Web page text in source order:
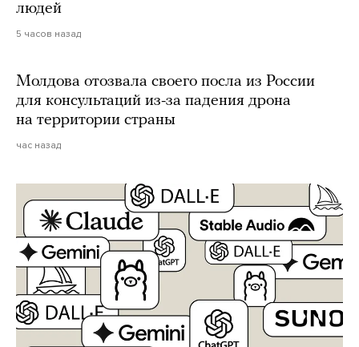
людей
5 часов назад
Молдова отозвала своего посла из России
для консультаций из-за падения дрона
на территории страны
час назад